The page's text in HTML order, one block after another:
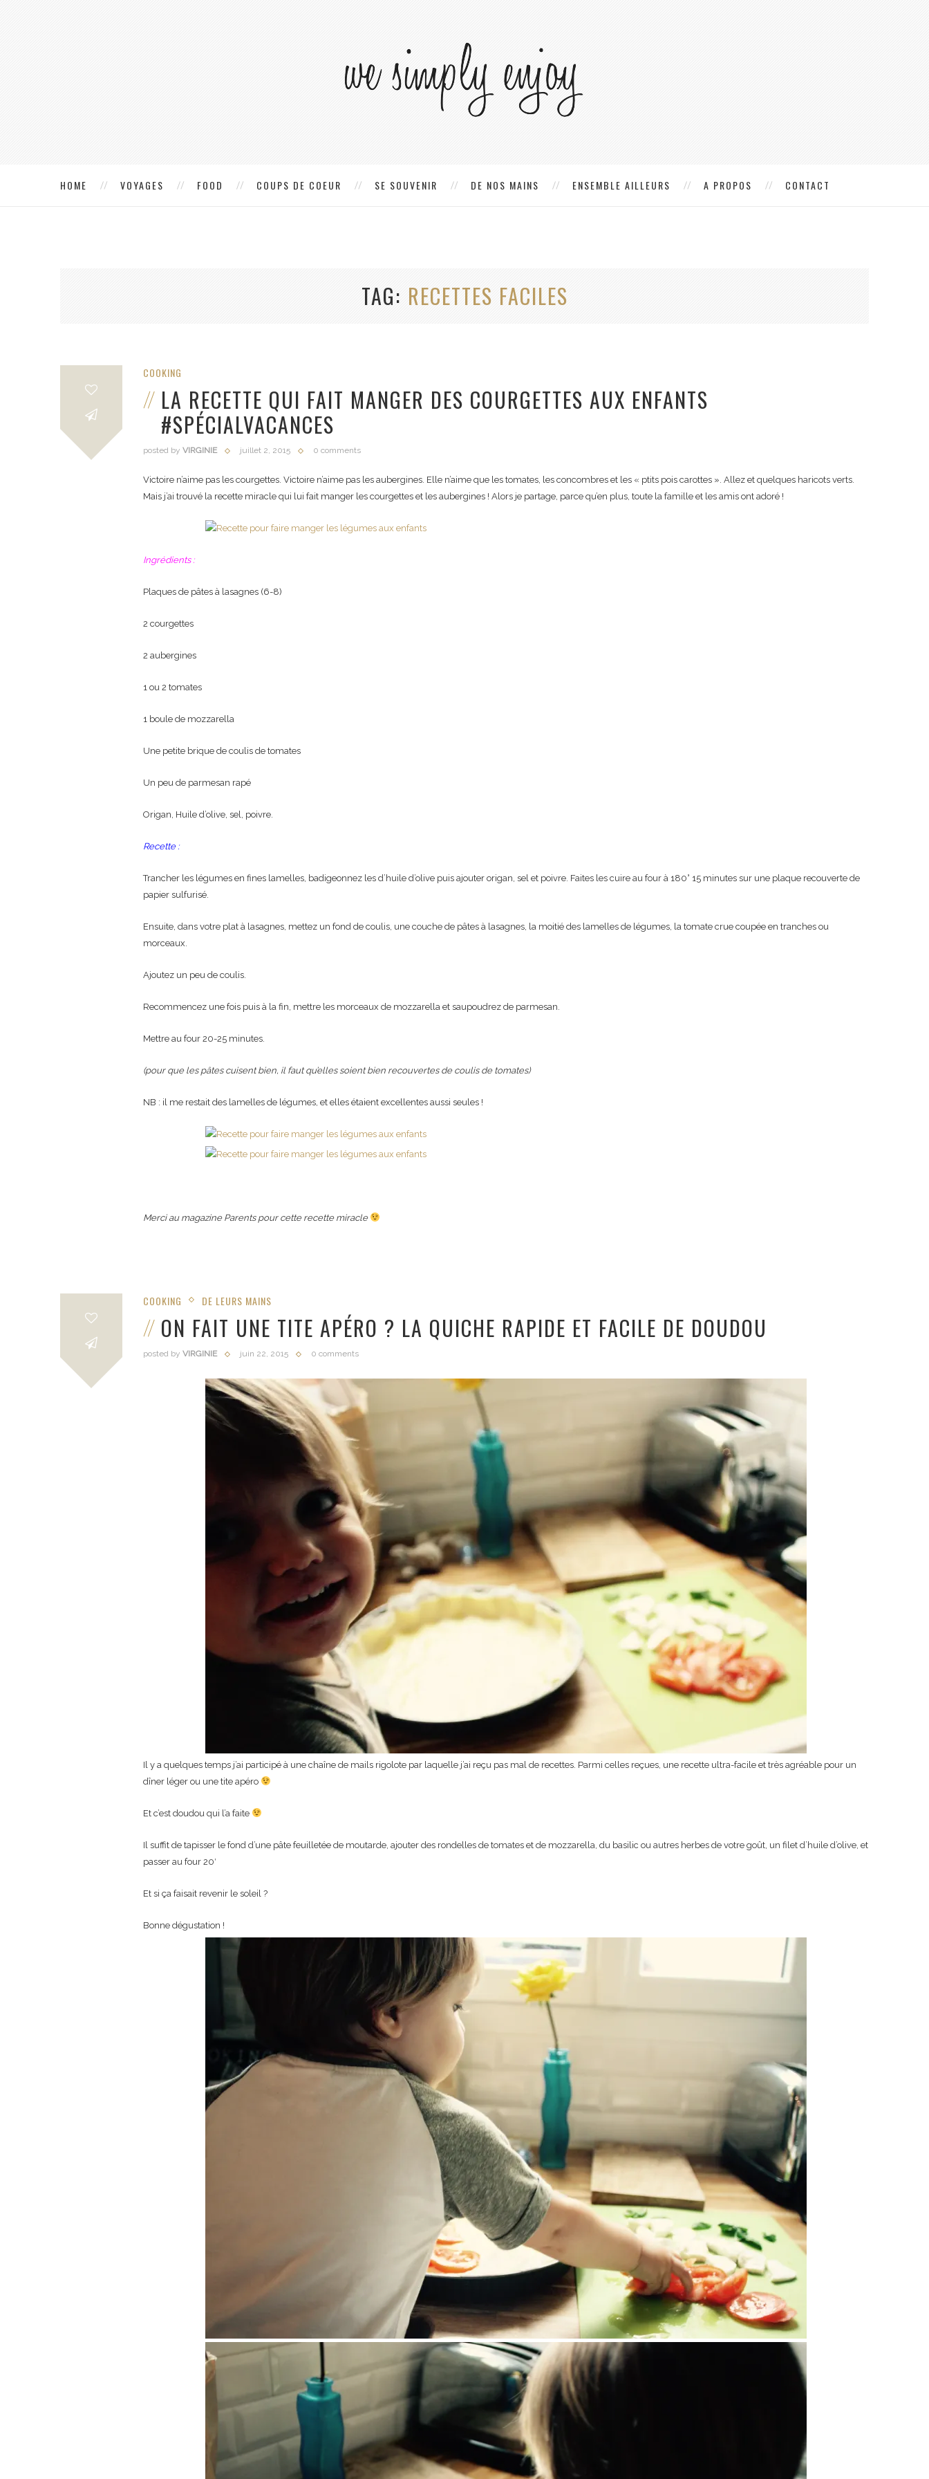
HOME VOYAGES FOOD COUPS DE COEUR SE SOUVENIR DE NOS MAINS ENSEMBLE AILLEURS A PROPOS CONTACT
TAG RECETTES FACILES
COOKING
LA RECETTE QUI FAIT MANGER DES COURGETTES AUX ENFANTS
#SPÉCIALVACANCES
posted by VIRGINIE juillet 2, 2015 0 comments
Victoire n’aime pas les courgettes. Victoire n’aime pas les aubergines. Elle n’aime que les tomates, les concombres et les « ptits pois carottes ». Allez et quelques haricots verts.
Mais j’ai trouvé la recette miracle qui lui fait manger les courgettes et les aubergines ! Alors je partage, parce qu’en plus, toute la famille et les amis ont adoré !
Ingrédients :
Plaques de pâtes à lasagnes (6-8)
2 courgettes
2 aubergines
1 ou 2 tomates
1 boule de mozzarella
Une petite brique de coulis de tomates
Un peu de parmesan rapé
Origan, Huile d’olive, sel, poivre.
Recette :
Trancher les légumes en fines lamelles, badigeonnez les d’huile d’olive puis ajouter origan, sel et poivre. Faites les cuire au four à 180° 15 minutes sur une plaque recouverte de
papier sulfurisé.
Ensuite, dans votre plat à lasagnes, mettez un fond de coulis, une couche de pâtes à lasagnes, la moitié des lamelles de légumes, la tomate crue coupée en tranches ou
morceaux.
Ajoutez un peu de coulis.
Recommencez une fois puis à la fin, mettre les morceaux de mozzarella et saupoudrez de parmesan.
Mettre au four 20-25 minutes.
(pour que les pâtes cuisent bien, il faut qu’elles soient bien recouvertes de coulis de tomates)
NB : il me restait des lamelles de légumes, et elles étaient excellentes aussi seules !
Merci au magazine Parents pour cette recette miracle
COOKING DE LEURS MAINS
ON FAIT UNE TITE APÉRO ? LA QUICHE RAPIDE ET FACILE DE DOUDOU
posted by VIRGINIE juin 22, 2015 0 comments
Il y a quelques temps j’ai participé à une chaîne de mails rigolote par laquelle j’ai reçu pas mal de recettes. Parmi celles reçues, une recette ultra-facile et très agréable pour un
dîner léger ou une tite apéro
Et c’est doudou qui l’a faite
Il suffit de tapisser le fond d’une pâte feuilletée de moutarde, ajouter des rondelles de tomates et de mozzarella, du basilic ou autres herbes de votre goût, un filet d’huile d’olive, et
passer au four 20′
Et si ça faisait revenir le soleil ?
Bonne dégustation !